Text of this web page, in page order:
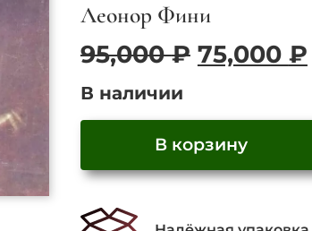
Леонор Фини
95,000₽
95,000 ₽.
75,000 ₽
В наличии
Количество
"Тристан
В корзину